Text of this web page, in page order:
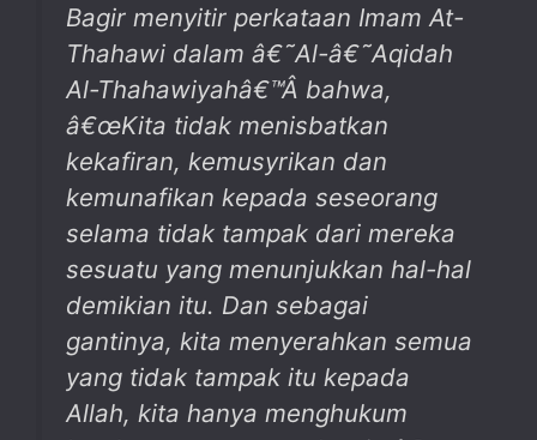
Bagir menyitir perkataan Imam At-
Thahawi dalam â€˜Al-â€˜Aqidah
Al-Thahawiyahâ€™Â bahwa,
â€œKita tidak menisbatkan
kekafiran, kemusyrikan dan
kemunafikan kepada seseorang
selama tidak tampak dari mereka
sesuatu yang menunjukkan hal-hal
demikian itu. Dan sebagai
gantinya, kita menyerahkan semua
yang tidak tampak itu kepada
Allah, kita hanya menghukum